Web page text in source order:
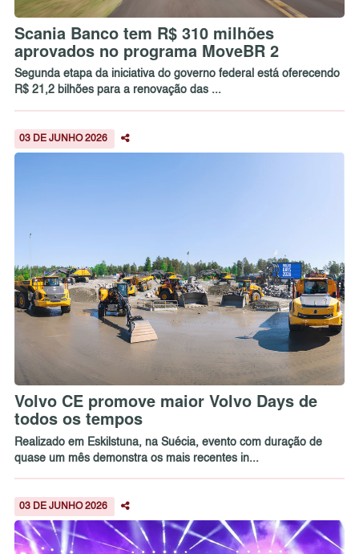
Scania Banco tem R$ 310 milhões
aprovados no programa MoveBR 2
Segunda etapa da iniciativa do governo federal está oferecendo
R$ 21,2 bilhões para a renovação das ...
03 DE JUNHO 2026
Volvo CE promove maior Volvo Days de
todos os tempos
Realizado em Eskilstuna, na Suécia, evento com duração de
quase um mês demonstra os mais recentes in...
03 DE JUNHO 2026